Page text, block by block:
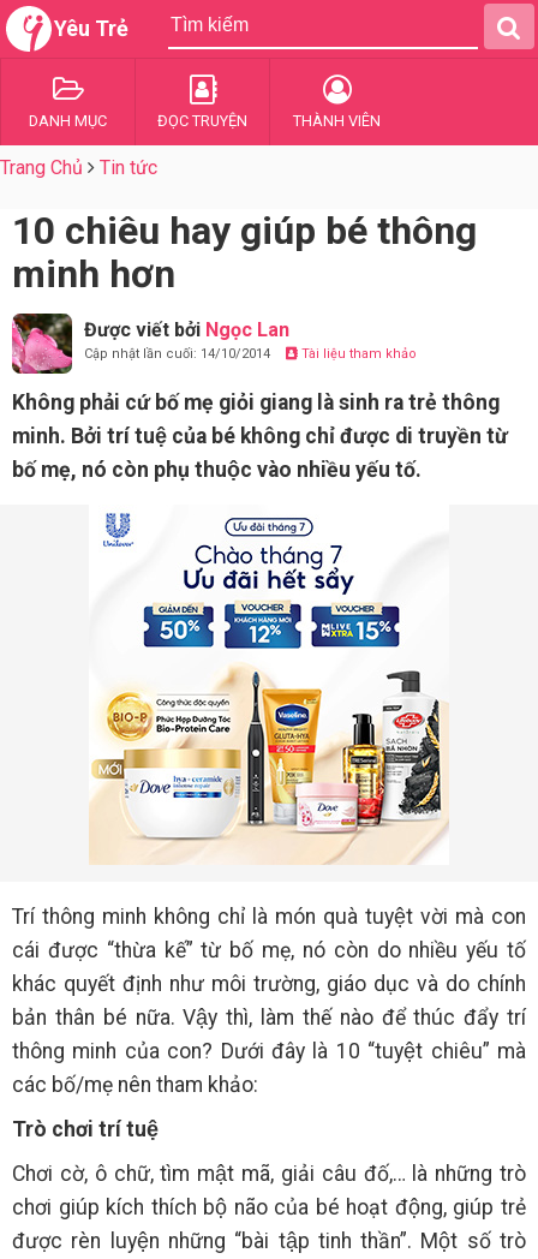
Yêu Trẻ
DANH MỤC ĐỌC TRUYỆN THÀNH VIÊN
Trang Chủ Tin tức
10 chiêu hay giúp bé thông
minh hơn
Được viết bởi Ngọc Lan
Cập nhật lần cuối: 14/10/2014 Tài liệu tham khảo
Không phải cứ bố mẹ giỏi giang là sinh ra trẻ thông
minh. Bởi trí tuệ của bé không chỉ được di truyền từ
bố mẹ, nó còn phụ thuộc vào nhiều yếu tố.
Trí thông minh không chỉ là món quà tuyệt vời mà con
cái được “thừa kế” từ bố mẹ, nó còn do nhiều yếu tố
khác quyết định như môi trường, giáo dục và do chính
bản thân bé nữa. Vậy thì, làm thế nào để thúc đẩy trí
thông minh của con? Dưới đây là 10 “tuyệt chiêu” mà
các bố/mẹ nên tham khảo:
Trò chơi trí tuệ
Chơi cờ, ô chữ, tìm mật mã, giải câu đố,… là những trò
chơi giúp kích thích bộ não của bé hoạt động, giúp trẻ
được rèn luyện những “bài tập tinh thần”. Một số trò